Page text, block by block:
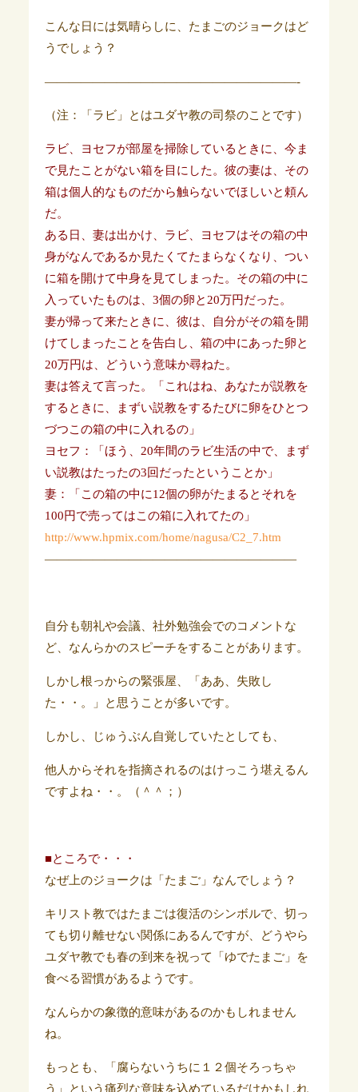
こんな日には気晴らしに、たまごのジョークはど
うでしょう？
—————————————————————-
（注：「ラビ」とはユダヤ教の司祭のことです）
ラビ、ヨセフが部屋を掃除しているときに、今ま
で見たことがない箱を目にした。彼の妻は、その
箱は個人的なものだから触らないでほしいと頼ん
だ。
ある日、妻は出かけ、ラビ、ヨセフはその箱の中
身がなんであるか見たくてたまらなくなり、つい
に箱を開けて中身を見てしまった。その箱の中に
入っていたものは、3個の卵と20万円だった。
妻が帰って来たときに、彼は、自分がその箱を開
けてしまったことを告白し、箱の中にあった卵と
20万円は、どういう意味か尋ねた。
妻は答えて言った。「これはね、あなたが説教を
するときに、まずい説教をするたびに卵をひとつ
づつこの箱の中に入れるの」
ヨセフ：「ほう、20年間のラビ生活の中で、まず
い説教はたったの3回だったということか」
妻：「この箱の中に12個の卵がたまるとそれを
100円で売ってはこの箱に入れてたの」
http://www.hpmix.com/home/nagusa/C2_7.htm
—————————————————————
自分も朝礼や会議、社外勉強会でのコメントな
ど、なんらかのスピーチをすることがあります。
しかし根っからの緊張屋、「ああ、失敗し
た・・。」と思うことが多いです。
しかし、じゅうぶん自覚していたとしても、
他人からそれを指摘されるのはけっこう堪えるん
ですよね・・。（＾＾；）
■ところで・・・
なぜ上のジョークは「たまご」なんでしょう？
キリスト教ではたまごは復活のシンボルで、切っ
ても切り離せない関係にあるんですが、どうやら
ユダヤ教でも春の到来を祝って「ゆでたまご」を
食べる習慣があるようです。
なんらかの象徴的意味があるのかもしれません
ね。
もっとも、「腐らないうちに１２個そろっちゃ
う」という痛烈な意味を込めているだけかもしれ